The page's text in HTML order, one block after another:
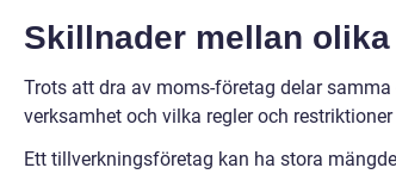
Skillnader mellan
Trots att dra av moms-företag delar
verksamhet och vilka regler och
Ett tillverkningsföretag kan ha stora